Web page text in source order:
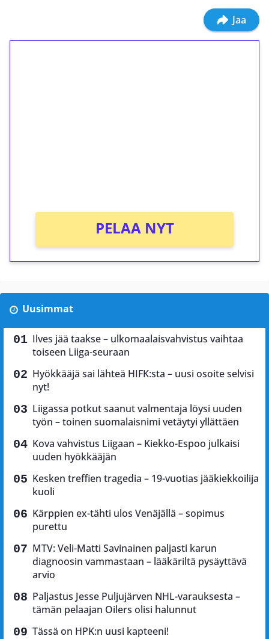
Jaa
PELAA NYT
Uusimmat
Ilves jää taakse – ulkomaalaisvahvistus vaihtaa
toiseen Liiga-seuraan
Hyökkääjä sai lähteä HIFK:sta – uusi osoite selvisi
nyt!
Liigassa potkut saanut valmentaja löysi uuden
työn – toinen suomalaisnimi vetäytyi yllättäen
Kova vahvistus Liigaan – Kiekko-Espoo julkaisi
uuden hyökkääjän
Kesken treffien tragedia – 19-vuotias jääkiekkoilija
kuoli
Kärppien ex-tähti ulos Venäjällä – sopimus
purettu
MTV: Veli-Matti Savinainen paljasti karun
diagnoosin vammastaan – lääkäriltä pysäyttävä
arvio
Paljastus Jesse Puljujärven NHL-varauksesta –
tämän pelaajan Oilers olisi halunnut
Tässä on HPK:n uusi kapteeni!